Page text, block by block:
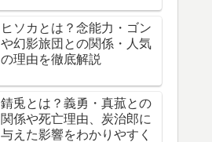
ヒソカとは？念能力・ゴン
や幻影旅団との関係・人気
の理由を徹底解説
錆兎とは？義勇・真菰との
関係や死亡理由、炭治郎に
与えた影響をわかりやすく